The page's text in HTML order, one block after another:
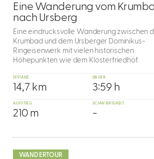
7
Eine Wanderung vom
nach Ursberg
Eine eindrucksvolle Wanderung zwischen
Krumbad und dem Ursberger Dominikus-
Ringeisenwerk mit vielen historischen
Höhepunkten wie dem Klosterfriedhof.
DISTANZ
14,7 km
DAUER
3:59 h
AUFSTIEG
210 m
SCHWIERIGKEIT
-
WANDERTOUR
dazu